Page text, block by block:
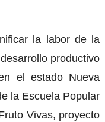
la labor de la
productivo
el estado Nueva
la Escuela Popular
Vivas, proyecto